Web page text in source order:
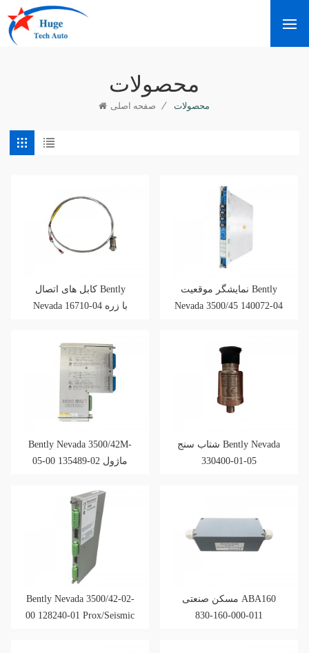
محصولات
صفحه اصلی / محصولات
کابل های اتصال Bently
Nevada 16710-04 با زره
نمایشگر موقعیت Bently
Nevada 3500/45 140072-04
Bently Nevada 3500/42M-
05-00 135489-02 ماژول
شتاب سنج Bently Nevada
330400-01-05
Bently Nevada 3500/42-02-
00 128240-01 Prox/Seismic
مسکن صنعتی ABA160
830-160-000-011